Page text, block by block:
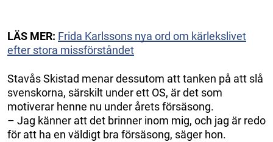
LÄS MER: Frida Karlssons nya ord om kärlekslivet
efter stora missförståndet
Stavås Skistad menar dessutom att tanken på att slå
svenskorna, särskilt under ett OS, är det som
motiverar henne nu under årets försäsong.
– Jag känner att det brinner inom mig, och jag är redo
för att ha en väldigt bra försäsong, säger hon.